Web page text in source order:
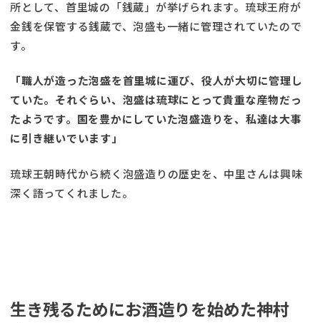
所として、首里城の「銭蔵」が挙げられます。琉球王府が
金銭を保管する銭蔵で、泡盛も一緒に管理されていたので
す。
「職人が造った泡盛を首里城に運び、役人が大切に管理し
ていた。それぐらい、泡盛は琉球にとって貴重な産物だっ
たようです。国を豊かにしていた泡盛造りを、私達は大事
に引き継いでいます」
琉球王朝時代から続く泡盛造りの歴史を、中里さんは興味
深く語ってくれました。
生き残るためにお酒造りを始めた神村